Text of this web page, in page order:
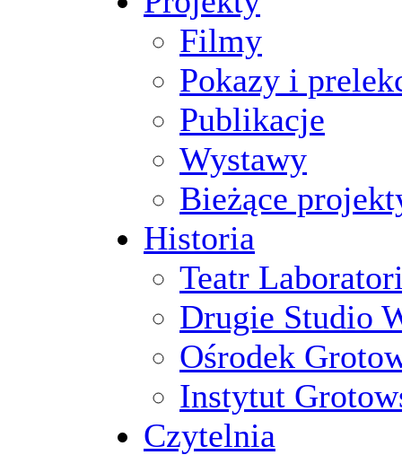
Filmy
Pokazy i
Publikacje
Wystawy
Bieżące
Historia
Teatr
Drugie Studio
Ośrodek
Instytut
Czytelnia